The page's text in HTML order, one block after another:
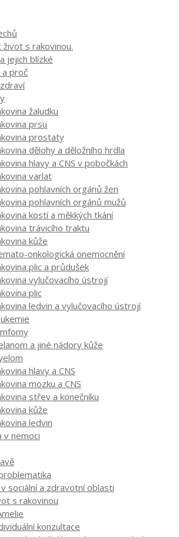
život s rakovinou.
jejich blízké
a proč
žaludku
prsu
prostaty
dělohy a děložního hrdla
hlavy a CNS v pobočkách
varlat
pohlavních orgánů žen
pohlavních orgánů mužů
kostí a měkkých tkání
trávicího traktu
kůže
onkologická onemocnění
plic a průdušek
vylučovacího ústrojí
plic
ledvin a vylučovacího ústrojí
a jiné nádory kůže
hlavy a CNS
mozku a CNS
střev a konečníku
kůže
ledvin
v nemoci
sociální a zdravotní oblasti
s rakovinou
konzultace